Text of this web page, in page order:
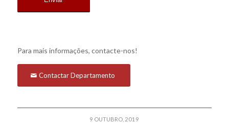
Para mais informações, contacte-nos!
Contactar Departamento
9 OUTUBRO, 2019